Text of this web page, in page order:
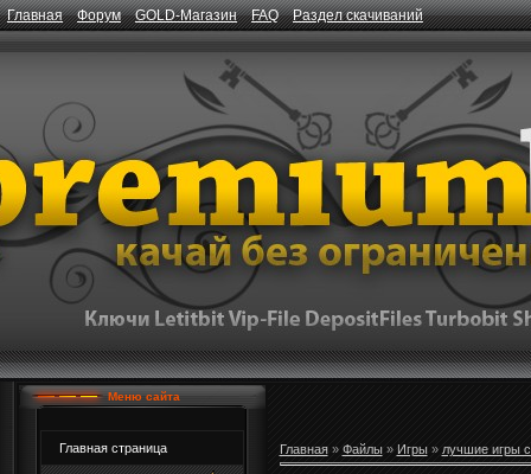
Главная Форум GOLD-Магазин FAQ Раздел скачиваний
Меню сайта
Главная страница Главная» Файлы» Игры» лучшие игры